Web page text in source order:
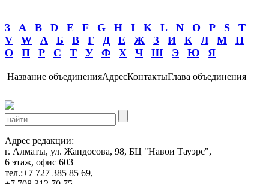
3 A B D E F G H I K L N O P S
T
V
W А Б В Г Д Е Ж З И К Л М
Н
О
П Р С Т У Ф Х Ч Ш Э Ю Я
Название объединенияАдресКонтактыГлава объединения
Адрес редакции:
г. Алматы, ул. Жандосова, 98, БЦ "Навои Тауэрс",
6 этаж, офис 603
тел.:+7 727 385 85 69,